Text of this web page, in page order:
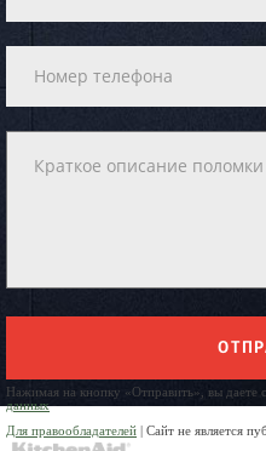
Нажимая на кнопку «Отправить», вы даете
данных
Для правообладателей | Сайт не является